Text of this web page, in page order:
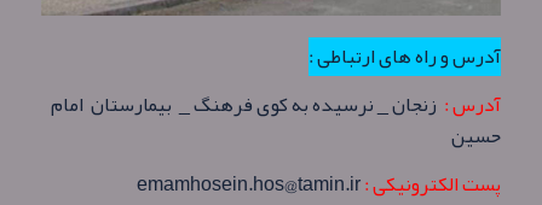
آدرس و راه های ارتباطی :
آدرس : زنجان _ نرسیده به کوی فرهنگ _ بیمارستان امام
حسین
پست الکترونیکی :